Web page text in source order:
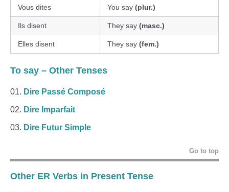
Vous dites You say (plur.)
Ils disent They say (masc.)
Elles disent They say (fem.)
To say – Other Tenses
Dire Passé Composé
Dire Imparfait
Dire Futur Simple
Go to top
Other ER Verbs in Present Tense